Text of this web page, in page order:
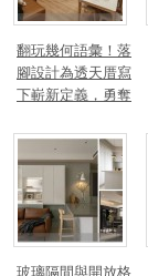
翻玩幾何語彙！落
腳設計為透天厝寫
下嶄新定義，勇奪
TAN 國際大獎
玻璃隔間與開放格